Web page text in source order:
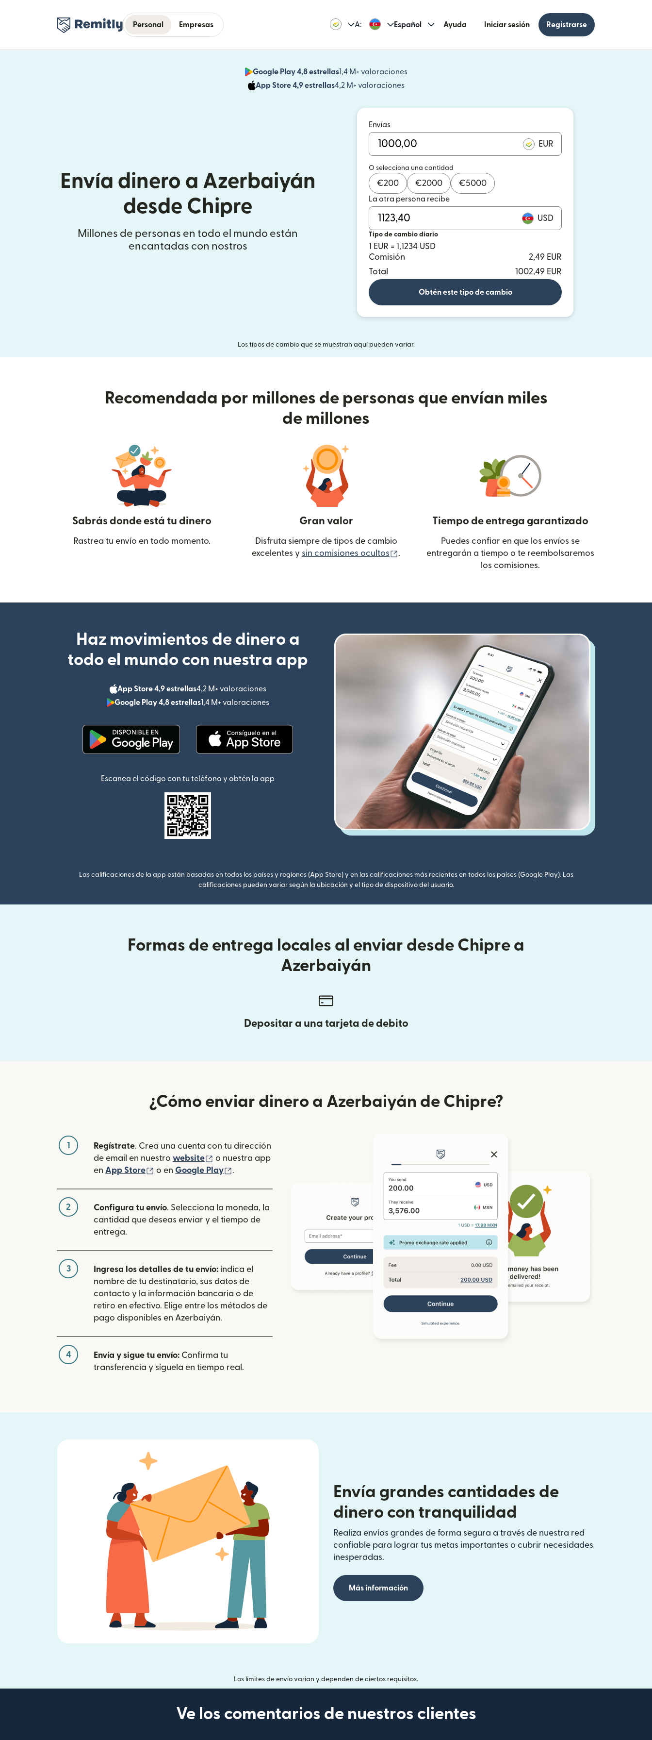
Personal Empresas A: Español Ayuda Iniciar sesión Registrarse
Google Play 4,8 estrellas1,4 M+ valoraciones
(se abre en una ventana nueva)
App Store 4,9 estrellas4,2 M+ valoraciones
(se abre en una ventana nueva)
Envía dinero a Azerbaiyán
desde Chipre
Millones de personas en todo el mundo están
encantadas con nostros
Envías
EUR
O selecciona una cantidad
€200 €2000 €5000
La otra persona recibe
USD
Tipo de cambio diario
1 EUR = 1,1234 USD
Comisión
2,49 EUR
Total
1002,49 EUR
Obtén este tipo de cambio
Los tipos de cambio que se muestran aquí pueden variar.
Recomendada por millones de personas que envían miles
de millones
Sabrás donde está tu dinero
Rastrea tu envío en todo momento.
Gran valor
Disfruta siempre de tipos de cambio
excelentes y sin comisiones ocultos (se abre en una ventana nueva)
.
Tiempo de entrega garantizado
Puedes confiar en que los envíos se
entregarán a tiempo o te reembolsaremos
los comisiones.
Haz movimientos de dinero a
todo el mundo con nuestra app
App Store 4,9 estrellas4,2 M+ valoraciones
(se abre en una ventana nueva)
Google Play 4,8 estrellas1,4 M+ valoraciones
(se abre en una ventana nueva)
Escanea el código con tu teléfono y obtén la app
Las calificaciones de la app están basadas en todos los países y regiones (App Store) y en las calificaciones más recientes en todos los países (Google Play). Las
calificaciones pueden variar según la ubicación y el tipo de dispositivo del usuario.
Formas de entrega locales al enviar desde Chipre a
Azerbaiyán
Depositar a una tarjeta de debito
¿Cómo enviar dinero a Azerbaiyán de Chipre?
1 Regístrate. Crea una cuenta con tu dirección
de email en nuestro website (se abre en una ventana nueva)
o nuestra app
en App Store (se abre en una ventana nueva)
o en Google Play .
2 Configura tu envío. Selecciona la moneda, la
cantidad que deseas enviar y el tiempo de
entrega.
3 Ingresa los detalles de tu envío: indica el
nombre de tu destinatario, sus datos de
contacto y la información bancaria o de
retiro en efectivo. Elige entre los métodos de
pago disponibles en Azerbaiyán.
4 Envía y sigue tu envío: Confirma tu
transferencia y síguela en tiempo real.
Envía grandes cantidades de
dinero con tranquilidad
Realiza envíos grandes de forma segura a través de nuestra red
confiable para lograr tus metas importantes o cubrir necesidades
inesperadas.
Más información
Los límites de envío varían y dependen de ciertos requisitos.
Ve los comentarios de nuestros clientes